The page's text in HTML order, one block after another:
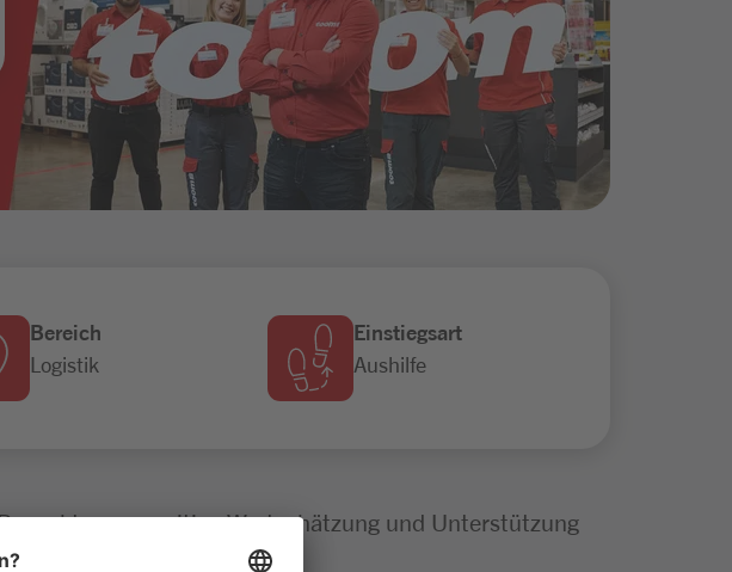
Bereich
Logistik
Einstiegsart
Aushilfe
gegenseitige Wertschätzung und Unterstützung